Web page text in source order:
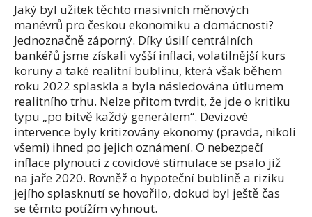
Jaký byl užitek těchto masivních měnových
manévrů pro českou ekonomiku a domácnosti?
Jednoznačně záporný. Díky úsilí centrálních
bankéřů jsme získali vyšší inflaci, volatilnější kurs
koruny a také realitní bublinu, která však během
roku 2022 splaskla a byla následována útlumem
realitního trhu. Nelze přitom tvrdit, že jde o kritiku
typu „po bitvě každý generálem“. Devizové
intervence byly kritizovány ekonomy (pravda, nikoli
všemi) ihned po jejich oznámení. O nebezpečí
inflace plynoucí z covidové stimulace se psalo již
na jaře 2020. Rovněž o hypoteční bublině a riziku
jejího splasknutí se hovořilo, dokud byl ještě čas
se těmto potížím vyhnout.